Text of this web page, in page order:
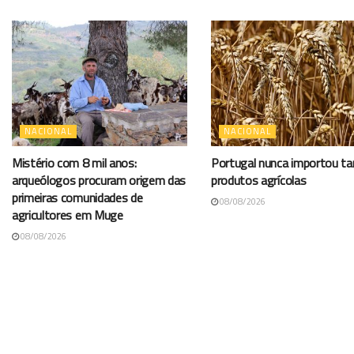
NACIONAL
Mistério com 8 mil anos:
arqueólogos procuram origem das
primeiras comunidades de
agricultores em Muge
08/08/2026
NACIONAL
Portugal nunca importou
produtos agrícolas
08/08/2026